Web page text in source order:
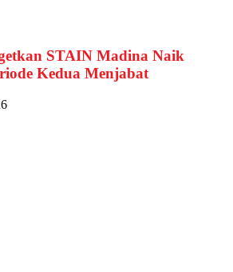
STAIN Madina Naik
Kedua Menjabat